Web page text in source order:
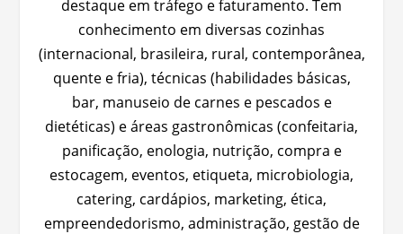
destaque em tráfego e faturamento. Tem
conhecimento em diversas cozinhas
(internacional, brasileira, rural, contemporânea,
quente e fria), técnicas (habilidades básicas,
bar, manuseio de carnes e pescados e
dietéticas) e áreas gastronômicas (confeitaria,
panificação, enologia, nutrição, compra e
estocagem, eventos, etiqueta, microbiologia,
catering, cardápios, marketing, ética,
empreendedorismo, administração, gestão de